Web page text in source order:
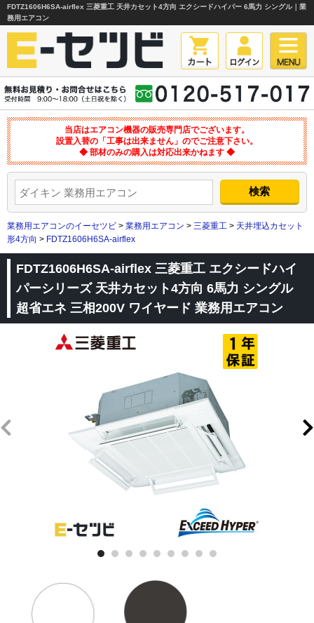
FDTZ1606H6SA-airflex 三菱重工 天井カセット4方向 エクシードハイパー 6馬力 シングル｜業
務用エアコン
当店はエアコン機器の販売専門店でございます。
設置入替の「工事は出来ません」のでご注意下さい。
◆ 部材のみの購入は対応出来かねます ◆
業務用エアコンのイーセツビ > 業務用エアコン > 三菱重工 > 天井埋込カセット
形4方向 > FDTZ1606H6SA-airflex
FDTZ1606H6SA-airflex 三菱重工 エクシードハイ
パーシリーズ 天井カセット4方向 6馬力 シングル
超省エネ 三相200V ワイヤード 業務用エアコン